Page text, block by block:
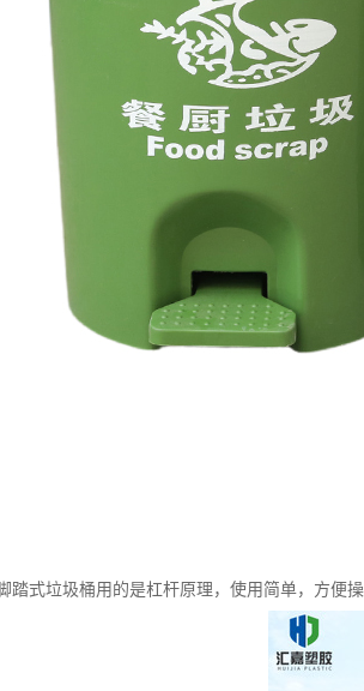
踏式垃圾桶用的是杠杆原理，使用简单，方便